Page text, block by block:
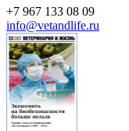
+7 967 133 08 09
info@vetandlife.ru